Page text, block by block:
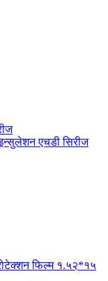
एचडी सिरीज